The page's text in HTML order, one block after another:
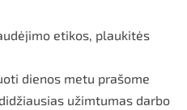
etikos, plaukitės
dienos metu prašome
užimtumas darbo